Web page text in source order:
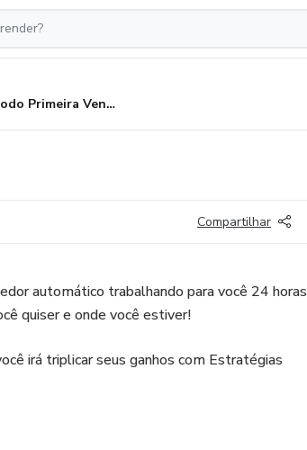
Método Primeira Venda em 7 Dias
Compartilhar
automático trabalhando para você 24 horas
quiser e onde você estiver!
irá triplicar seus ganhos com Estratégias